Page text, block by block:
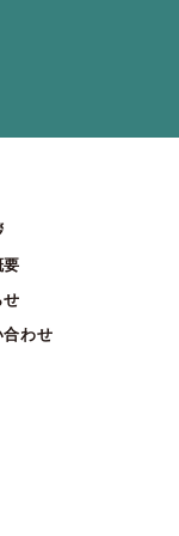
要
せ
合わせ